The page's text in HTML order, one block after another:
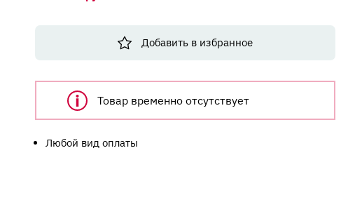
Добавить в избранное
Товар временно отсутствует
Любой вид оплаты